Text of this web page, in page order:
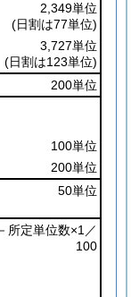
2,349単位
(日割は77単位)
3,727単位
(日割は123単位)
200単位
100単位
200単位
50単位
－所定単位数×1／
100